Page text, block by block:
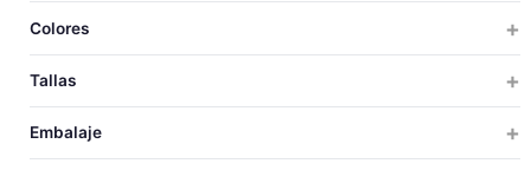
Colores
Tallas
TALLAS ADULTO
Embalaje